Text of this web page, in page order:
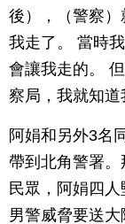
後），（警察
我走了。 當時
會讓我走的。
察局，我就知道
阿娟和另外3名
帶到北角警署
民眾，阿娟四
男警威脅要送大